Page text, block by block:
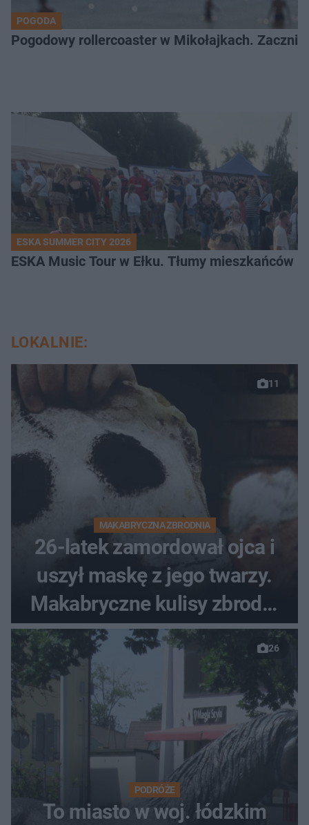
POGODA
Pogodowy rollercoaster w Mikołajkach.
ESKA SUMMER CITY 2026
ESKA Music Tour w Ełku. Tłumy mieszkańców
LOKALNIE:
11
MAKABRYCZNA ZBRODNIA
26-latek zamordował ojca i
uszył maskę z jego twarzy.
Makabryczne kulisy zbrodni
pod Skawiną
26
PODRÓŻE
To miasto w woj. łódzkim